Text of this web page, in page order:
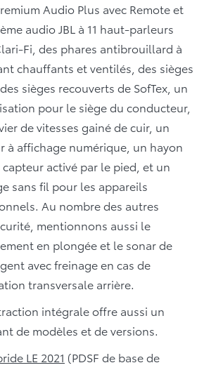
Audio Plus avec Remote et
audio JBL à 11 haut-parleurs
Fi, des phares antibrouillard à
chauffants et ventilés, des sièges
sièges recouverts de SofTex, un
pour le siège du conducteur,
de vitesses gainé de cuir, un
à affichage numérique, un hayon
capteur activé par le pied, et un
sans fil pour les appareils
Au nombre des autres
mentionnons aussi le
en plongée et le sonar de
avec freinage en cas de
transversale arrière.
intégrale offre aussi un
de modèles et de versions.
LE 2021 (PDSF de base de